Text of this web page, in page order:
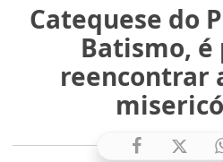
Catequese do
Batismo, é
reencontrar